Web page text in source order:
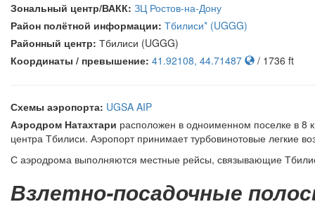
Зональный центр/ВАКК: ЗЦ Ростов-на-Дону
Район полётной информации: Тбилиси* (UGGG)
Районный центр: Тбилиси (UGGG)
Координаты / превышение: 41.92108, 44.71487 / 1736 ft
Схемы аэропорта: UGSA AIP
Аэродром Натахтари расположен в одноименном поселке в 8
центра Тбилиси. Аэропорт принимает турбовинотовые легкие
С аэродрома выполняются местные рейсы, связывающие
Взлетно-посадочные